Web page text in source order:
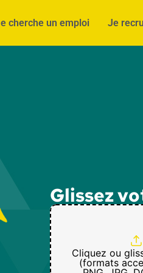
cherche un emploi Je
Glissez
Cliquez ou
(formats